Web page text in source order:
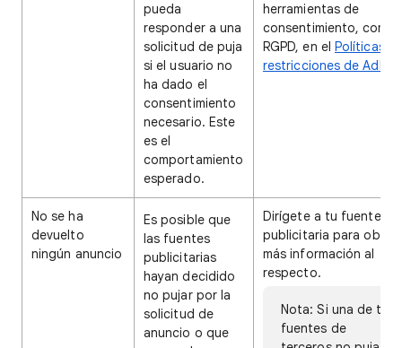
pueda
responder a una
solicitud de puja
si el usuario no
ha dado el
consentimiento
necesario. Este
es el
comportamiento
esperado.
herramientas de
consentimiento, como
RGPD, en el Políticas y
restricciones de
No se ha
devuelto
ningún anuncio
Es posible que
las fuentes
publicitarias
hayan decidido
no pujar por la
solicitud de
anuncio o que
Dirígete a tu fuente
publicitaria para
más información al
respecto.
Nota: Si una de tus
fuentes de